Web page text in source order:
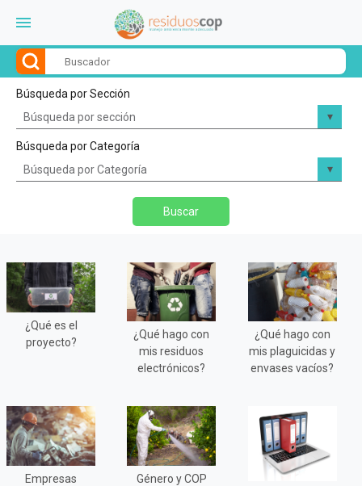
menu
Búsqueda por Sección
Búsqueda por Categoría
Buscar
¿Qué es el
proyecto?
¿Qué hago con
mis residuos
electrónicos?
¿Qué hago con
mis plaguicidas y
envases vacíos?
Empresas
Género y COP